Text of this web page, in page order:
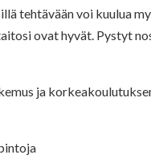
tehtävään voi kuulua
ovat hyvät. Pystyt
ja